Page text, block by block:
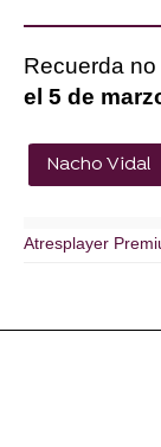
Recuerda no
el 5 de
Nacho Vidal
Atresplayer